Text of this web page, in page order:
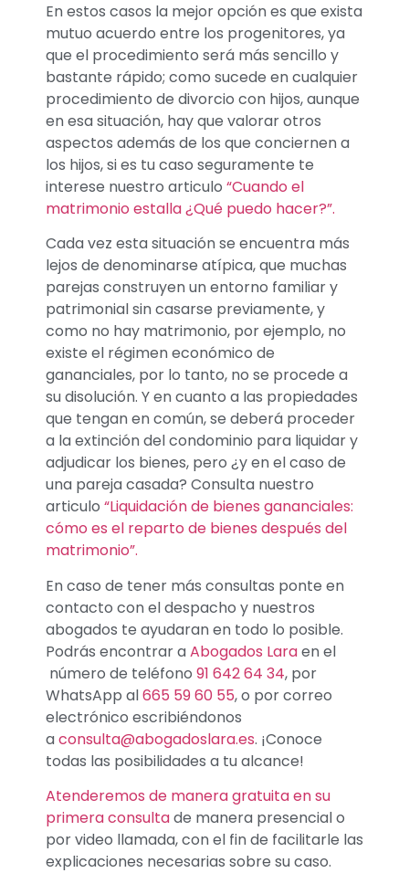
En estos casos la mejor opción es que exista
mutuo acuerdo entre los progenitores, ya
que el procedimiento será más sencillo y
bastante rápido; como sucede en cualquier
procedimiento de divorcio con hijos, aunque
en esa situación, hay que valorar otros
aspectos además de los que conciernen a
los hijos, si es tu caso seguramente te
interese nuestro articulo “Cuando el
matrimonio estalla ¿Qué puedo hacer?”.
Cada vez esta situación se encuentra más
lejos de denominarse atípica, que muchas
parejas construyen un entorno familiar y
patrimonial sin casarse previamente, y
como no hay matrimonio, por ejemplo, no
existe el régimen económico de
gananciales, por lo tanto, no se procede a
su disolución. Y en cuanto a las propiedades
que tengan en común, se deberá proceder
a la extinción del condominio para liquidar y
adjudicar los bienes, pero ¿y en el caso de
una pareja casada? Consulta nuestro
articulo “Liquidación de bienes gananciales:
cómo es el reparto de bienes después del
matrimonio”.
En caso de tener más consultas ponte en
contacto con el despacho y nuestros
abogados te ayudaran en todo lo posible.
Podrás encontrar aAbogados Laraen el
número de teléfono 91 642 64 34, por
WhatsApp al665 59 60 55, o por correo
electrónico escribiéndonos
aconsulta@abogadoslara.es. ¡Conoce
todas las posibilidades a tu alcance!
Atenderemos de manera gratuita en su
primera consultade manera presencial o
por video llamada, con el fin de facilitarle las
explicaciones necesarias sobre su caso.